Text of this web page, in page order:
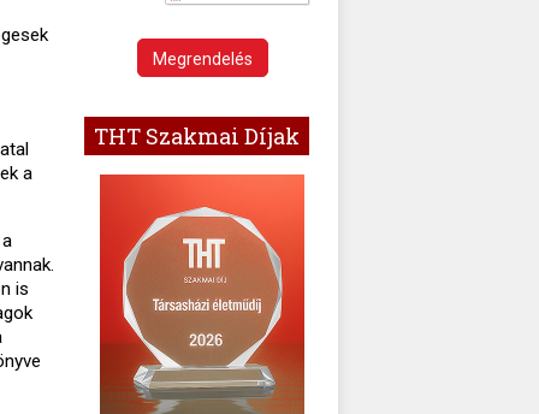
a
is
Megrendelés
THT Szakmai Díjak